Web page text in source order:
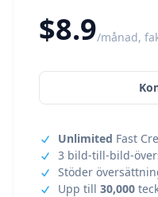
$8.9/månad,
Unlimited Fast
3 bild-till-bild-
Stöder
Upp till 30,000